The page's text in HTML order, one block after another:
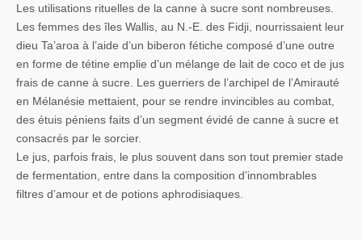
Les utilisations rituelles de la canne à sucre sont nombreuses.
Les femmes des îles Wallis, au N.-E. des Fidji, nourrissaient leur
dieu Ta’aroa à l’aide d’un biberon fétiche composé d’une outre
en forme de tétine emplie d’un mélange de lait de coco et de jus
frais de canne à sucre. Les guerriers de l’archipel de l’Amirauté
en Mélanésie mettaient, pour se rendre invincibles au combat,
des étuis péniens faits d’un segment évidé de canne à sucre et
consacrés par le sorcier.
Le jus, parfois frais, le plus souvent dans son tout premier stade
de fermentation, entre dans la composition d’innombrables
filtres d’amour et de potions aphrodisiaques.